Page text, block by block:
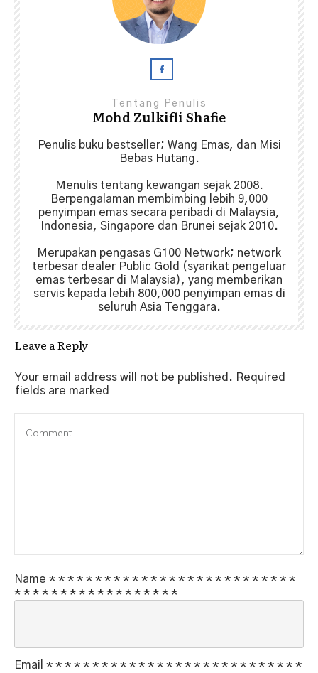
Tentang Penulis
Mohd Zulkifli Shafie
Penulis buku bestseller; Wang Emas, dan Misi
Bebas Hutang.
Menulis tentang kewangan sejak 2008.
Berpengalaman membimbing lebih 9,000
penyimpan emas secara peribadi di Malaysia,
Indonesia, Singapore dan Brunei sejak 2010.
Merupakan pengasas G100 Network; network
terbesar dealer Public Gold (syarikat pengeluar
emas terbesar di Malaysia), yang memberikan
servis kepada lebih 800,000 penyimpan emas di
seluruh Asia Tenggara.
Leave a Reply
Your email address will not be published. Required
fields are marked
Name * * * * * * * * * * * * * * * * * * * * * * * * * * *
* * * * * * * * * * * * * * * * * *
Email * * * * * * * * * * * * * * * * * * * * * * * * * * * *